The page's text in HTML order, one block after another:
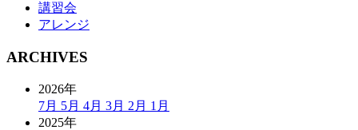
講習会
アレンジ
ARCHIVES
2026年
7月 5月 4月 3月 2月 1月
2025年